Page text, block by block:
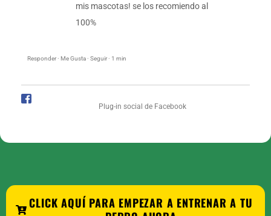
mis mascotas! se los recomiendo al
100%
Responder · Me Gusta · Seguir · 1 min
Plug-in social de Facebook
CLICK AQUÍ PARA EMPEZAR A ENTRENAR A TU